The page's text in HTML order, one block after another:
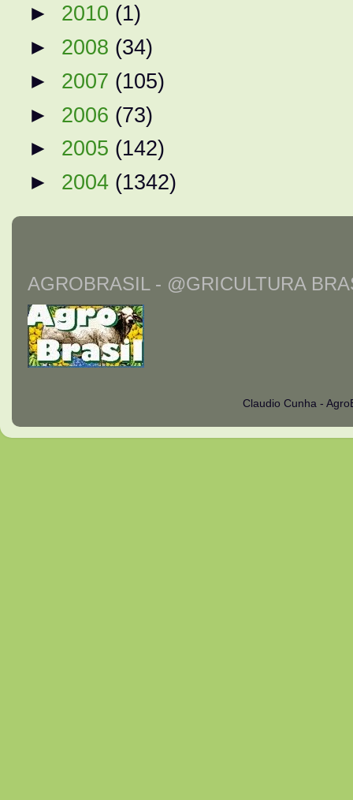
► 2010 (1)
► 2008 (34)
► 2007 (105)
► 2006 (73)
► 2005 (142)
► 2004 (1342)
AGROBRASIL - @GRICULTURA
Claudio Cunha -